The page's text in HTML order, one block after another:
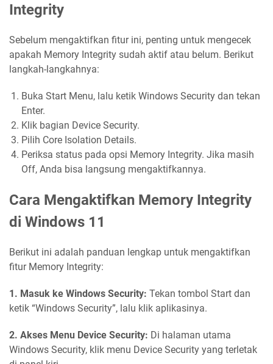
Integrity
Sebelum mengaktifkan fitur ini, penting untuk mengecek
apakah Memory Integrity sudah aktif atau belum. Berikut
langkah-langkahnya:
Buka Start Menu, lalu ketik Windows Security dan tekan
Enter.
Klik bagian Device Security.
Pilih Core Isolation Details.
Periksa status pada opsi Memory Integrity. Jika masih
Off, Anda bisa langsung mengaktifkannya.
Cara Mengaktifkan Memory Integrity
di Windows 11
Berikut ini adalah panduan lengkap untuk mengaktifkan
fitur Memory Integrity:
1. Masuk ke Windows Security: Tekan tombol Start dan
ketik “Windows Security”, lalu klik aplikasinya.
2. Akses Menu Device Security: Di halaman utama
Windows Security, klik menu Device Security yang terletak